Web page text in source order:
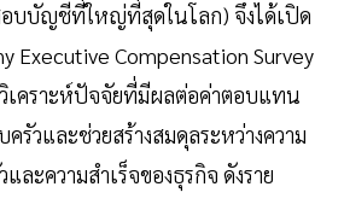
บบัญชีที่ใหญ่ที่สุดในโลก) จึงได้เปิด
Executive Compensation Survey
เคราะห์ปัจจัยที่มีผลต่อค่าตอบแทน
รัวและช่วยสร้างสมดุลระหว่างความ
ละความสำเร็จของธุรกิจ ดังราย